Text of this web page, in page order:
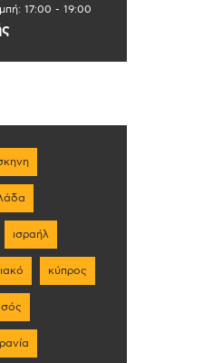
17:00 - 19:00
ισραήλ
κύπρος